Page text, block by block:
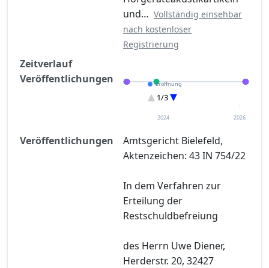
und… Vollständig einsehbar
nach kostenloser
Registrierung
Zeitverlauf
Veröffentlichungen
Eröffnung
Restschuldbefreiung
Entscheidung im Verfahren
1/3
2024 2026
Veröffentlichungen
Amtsgericht Bielefeld,
Aktenzeichen: 43 IN 754/22
In dem Verfahren zur
Erteilung der
Restschuldbefreiung
des Herrn Uwe Diener,
Herderstr. 20, 32427